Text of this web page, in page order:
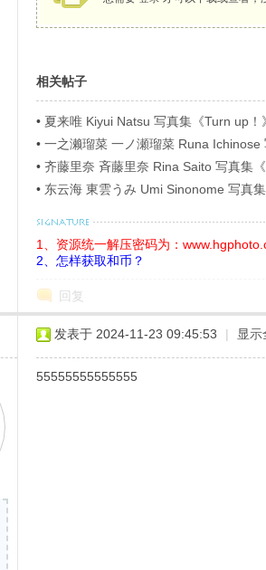
相关帖子
• 夏来唯 Kiyui Natsu 写真集《Turn up！
•一之濑瑠菜 一ノ瀬瑠菜 Runa
Ｐ！４》[54P]
•齐藤里奈 斉藤里奈 Rina Saito 写真集
• 东云海 東雲うみ Umi Sinonome 写真
1、资源统一解压密码为：
2、怎样获取和币？
回复
发表于 2024-11-23 09:45:53 | 显示
55555555555555